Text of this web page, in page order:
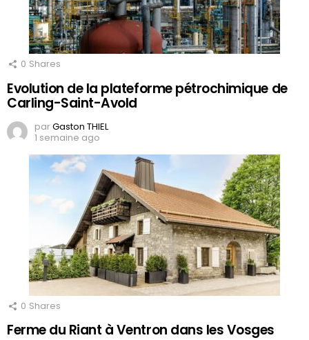
0 Shares
Evolution de la plateforme pétrochimique de
Carling-Saint-Avold
parGaston THIEL
1 semaine ago
0 Shares
Ferme du Riant à Ventron dans les Vosges